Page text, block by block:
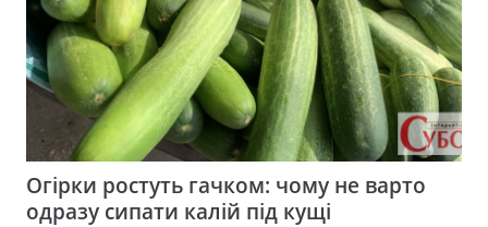
Огірки ростуть гачком: чому не варто
одразу сипати калій під кущі